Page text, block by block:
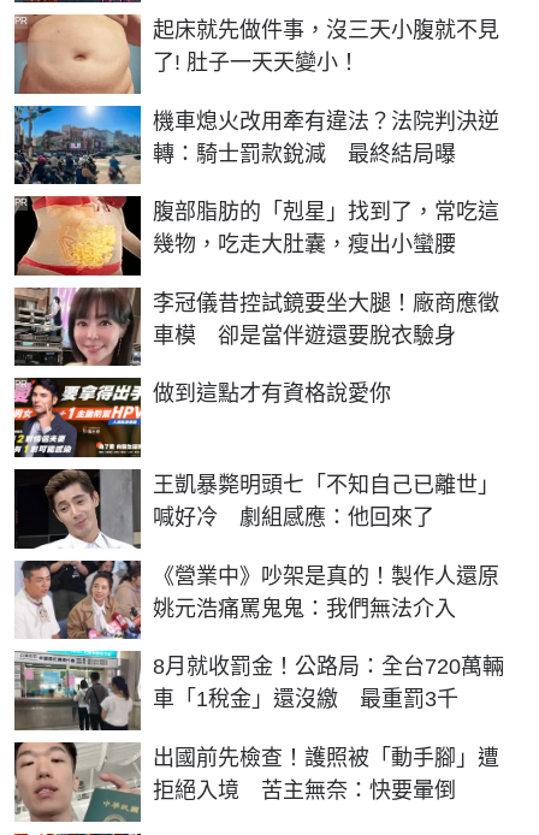
起床就先做件事，沒三天小腹就不見
了! 肚子一天天變小！
PR
機車熄火改用牽有違法？法院判決逆
轉：騎士罰款銳減 最終結局曝
腹部脂肪的「剋星」找到了，常吃這
幾物，吃走大肚囊，瘦出小蠻腰
PR
李冠儀昔控試鏡要坐大腿！廠商應徵
車模 卻是當伴遊還要脫衣驗身
做到這點才有資格說愛你
PR
王凱暴斃明頭七「不知自己已離世」
喊好冷 劇組感應：他回來了
《營業中》吵架是真的！製作人還原
姚元浩痛罵鬼鬼：我們無法介入
8月就收罰金！公路局：全台720萬輛
車「1稅金」還沒繳 最重罰3千
出國前先檢查！護照被「動手腳」遭
拒絕入境 苦主無奈：快要暈倒